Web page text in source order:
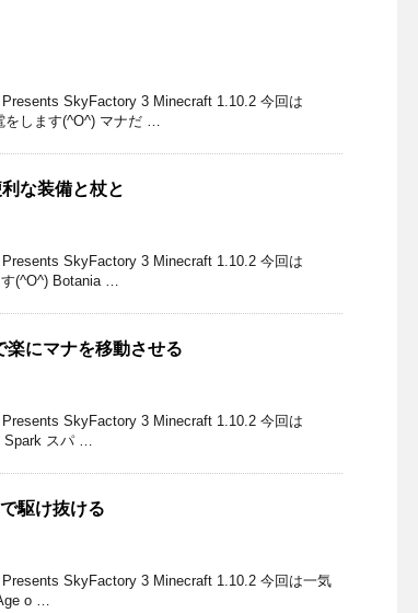
SkyFactory 3 Minecraft 1.10.2 今回は
をします(^O^) マナだ …
な装備と杖と
SkyFactory 3 Minecraft 1.10.2 今回は
す(^O^) Botania …
にマナを移動させる
SkyFactory 3 Minecraft 1.10.2 今回は
Spark スパ …
駆け抜ける
SkyFactory 3 Minecraft 1.10.2 今回は一気
o …